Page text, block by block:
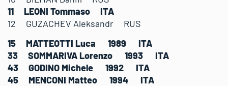
11 LEONI Tommaso ITA
12 GUZACHEV Aleksandr RUS
15 MATTEOTTI Luca 1989 ITA
33 SOMMARIVA Lorenzo 1993 ITA
43 GODINO Michele 1992 ITA
45 MENCONI Matteo 1994 ITA